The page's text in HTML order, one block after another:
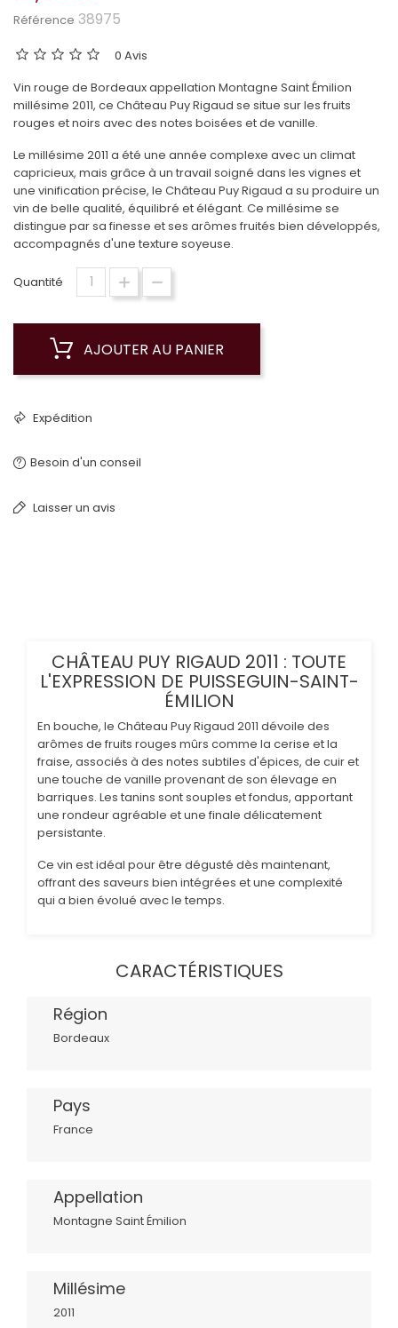
Référence 38975
0 Avis
Vin rouge de Bordeaux appellation Montagne Saint Émilion
millésime 2011, ce Château Puy Rigaud se situe sur les fruits
rouges et noirs avec des notes boisées et de vanille.
Le millésime 2011 a été une année complexe avec un climat
capricieux, mais grâce à un travail soigné dans les vignes et
une vinification précise, le Château Puy Rigaud a su produire un
vin de belle qualité, équilibré et élégant. Ce millésime se
distingue par sa finesse et ses arômes fruités bien développés,
accompagnés d'une texture soyeuse.
Quantité
AJOUTER AU PANIER
Expédition
Besoin d'un conseil
Laisser un avis
CHÂTEAU PUY RIGAUD 2011 : TOUTE
L'EXPRESSION DE PUISSEGUIN-SAINT-
ÉMILION
En bouche, le Château Puy Rigaud 2011 dévoile des
arômes de fruits rouges mûrs comme la cerise et la
fraise, associés à des notes subtiles d'épices, de cuir et
une touche de vanille provenant de son élevage en
barriques. Les tanins sont souples et fondus, apportant
une rondeur agréable et une finale délicatement
persistante.
Ce vin est idéal pour être dégusté dès maintenant,
offrant des saveurs bien intégrées et une complexité
qui a bien évolué avec le temps.
CARACTÉRISTIQUES
Région
Bordeaux
Pays
France
Appellation
Montagne Saint Émilion
Millésime
2011